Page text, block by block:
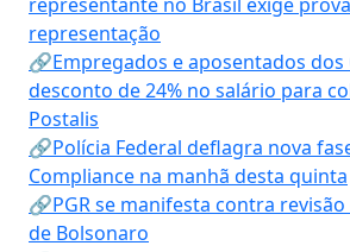
representação
🔗Empregados e aposentados
desconto de 24% no salário para
Postalis
🔗Polícia Federal deflagra nova
Compliance na manhã desta quinta
🔗PGR se manifesta contra
de Bolsonaro